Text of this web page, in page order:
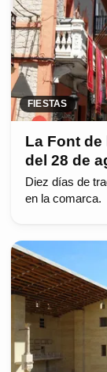
FIESTAS
La Font de
del 28 de
Diez días de
en la comarca.